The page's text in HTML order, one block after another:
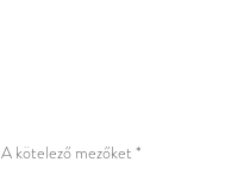
A kötelező mezőket *